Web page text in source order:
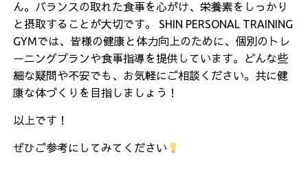
ん。バランスの取れた食事を心がけ、栄養素をしっかり
と摂取することが大切です。 SHIN PERSONAL TRAINING
GYMでは、皆様の健康と体力向上のために、個別のトレ
ーニングプランや食事指導を提供しています。どんな些
細な疑問や不安でも、お気軽にご相談ください。共に健
康な体づくりを目指しましょう！
以上です！
ぜひご参考にしてみてください